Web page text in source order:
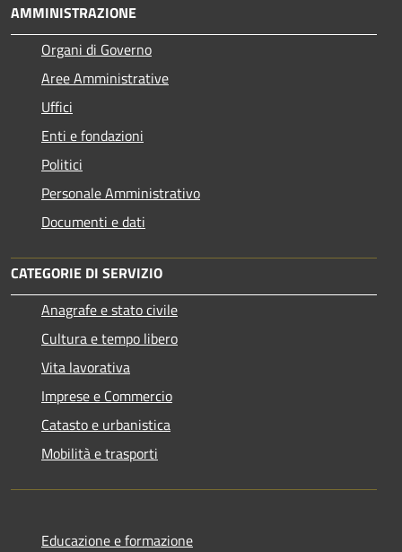
AMMINISTRAZIONE
Organi di Governo
Aree Amministrative
Uffici
Enti e fondazioni
Politici
Personale Amministrativo
Documenti e dati
CATEGORIE DI SERVIZIO
Anagrafe e stato civile
Cultura e tempo libero
Vita lavorativa
Imprese e Commercio
Catasto e urbanistica
Mobilità e trasporti
Educazione e formazione